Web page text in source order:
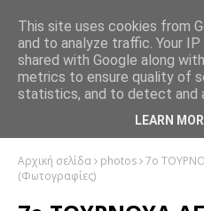
Αρχική σελίδα photos 7ο
(Φωτογραφίες)
This site uses cookies from
and to analyze traffic. Your
shared with Google along
metrics to ensure quality of
statistics, and to detect and
LEARN